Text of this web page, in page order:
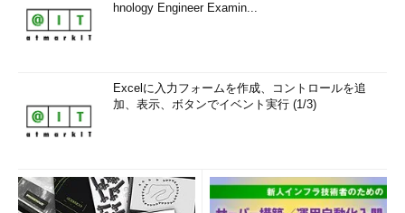
hnology Engineer Examin...
Excelに入力フォームを作成、コントロールを追
加、表示、ボタンでイベント実行 (1/3)